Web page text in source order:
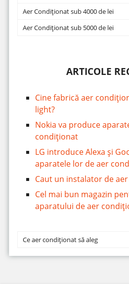
Aer Condiționat sub 4000 de lei
Aer Condiționat sub 5000 de lei
ARTICOLE
Cine fabrică aer
light?
Nokia va produce
condiționat
LG introduce Alexa și
aparatele lor de aer
Caut un instalator de
Cel mai bun magazin
aparatului de aer
Ce aer condiționat să aleg